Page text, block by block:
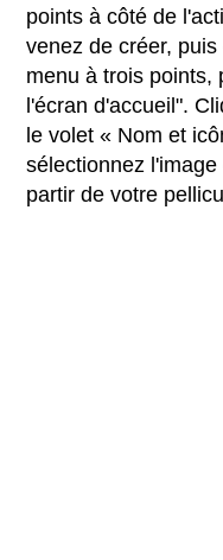
points à côté de
venez de créer,
menu à trois points,
l'écran d'accueil".
le volet « Nom et
sélectionnez
partir de votre